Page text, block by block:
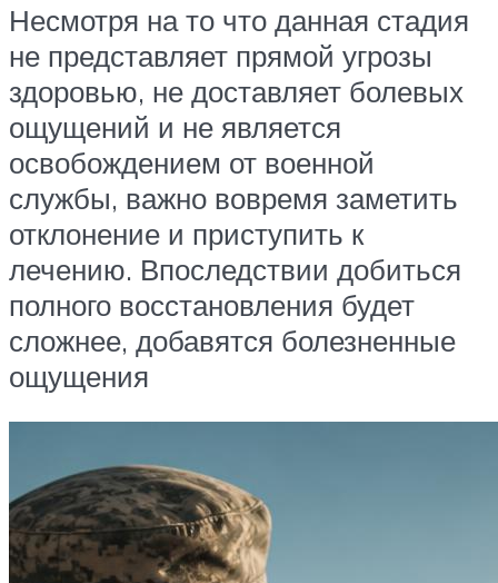
Несмотря на то что данная стадия
не представляет прямой угрозы
здоровью, не доставляет болевых
ощущений и не является
освобождением от военной
службы, важно вовремя заметить
отклонение и приступить к
лечению. Впоследствии добиться
полного восстановления будет
сложнее, добавятся болезненные
ощущения